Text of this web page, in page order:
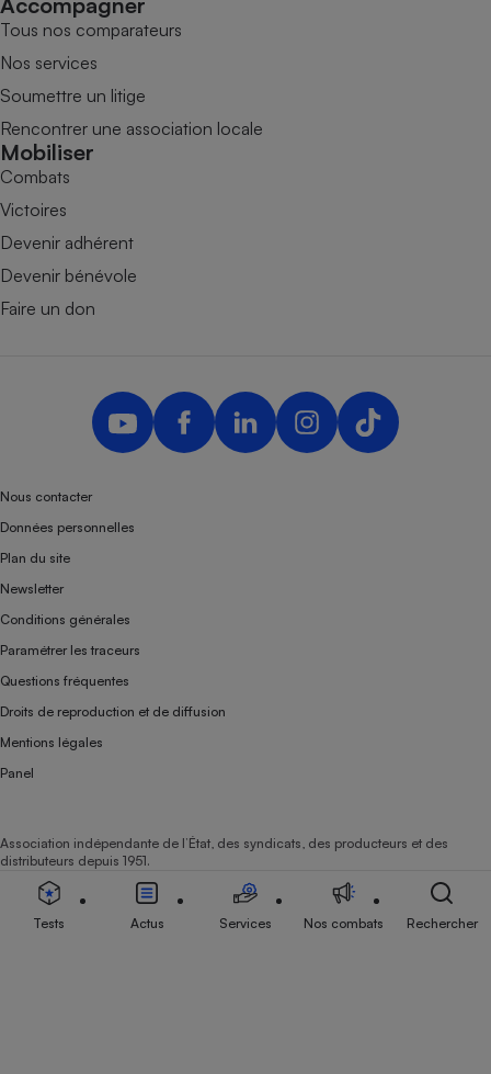
Tous nos comparateurs
Nos services
Soumettre un litige
Rencontrer une association locale
Mobiliser
Combats
Victoires
Devenir adhérent
Devenir bénévole
Faire un don
Nous contacter
Données personnelles
Plan du site
Newsletter
Conditions générales
Paramétrer les traceurs
Questions fréquentes
Droits de reproduction et de diffusion
Mentions légales
Panel
Association indépendante de l’État, des syndicats, des producteurs et des
distributeurs depuis 1951.
Tests Actus Services Nos combats Rechercher